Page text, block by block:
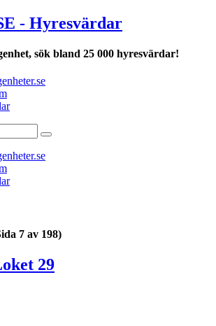
- Hyresvärdar
sök bland 25 000 hyresvärdar!
7 av 198)
29